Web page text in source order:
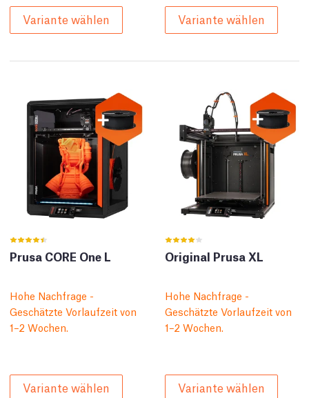
Variante wählen Variante wählen
Prusa CORE One L
Hohe Nachfrage -
Geschätzte Vorlaufzeit von
1–2 Wochen.
Variante wählen
Original Prusa XL
Hohe Nachfrage -
Geschätzte Vorlaufzeit von
1–2 Wochen.
Variante wählen